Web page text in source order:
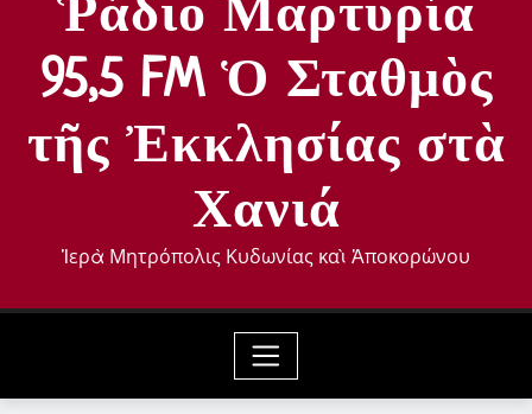
95,5 FM Ὁ Σταθμὸς
τῆς Ἐκκλησίας στὰ
Χανιά
Ἱερὰ Μητρόπολις Κυδωνίας καὶ Ἀποκορώνου